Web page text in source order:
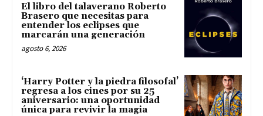
El libro del talaverano Roberto
Brasero que necesitas para
entender los eclipses que
marcarán una generación
agosto 6, 2026
‘Harry Potter y la piedra filosofal’
regresa a los cines por su 25
aniversario: una oportunidad
única para revivir la magia